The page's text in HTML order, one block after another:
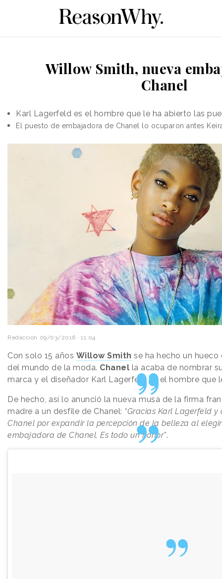
Willow Smith, nueva
Chanel
Karl Lagerfeld es el hombre que le ha abierto las
El puesto de embajadora de Chanel lo ocuparon antes
Redacción 09/03/2016 · 11:04
Con solo 15 años Willow Smith se ha hecho un
del mundo de la moda. Chanel la acaba de nombrar
marca y el diseñador Karl Lagerfeld es el hombre que
De hecho, así lo anunció la nueva musa de la firma
madre a un desfile de Chanel: “Gracias Karl Lagerfeld
Chanel por expandir la percepción de la belleza al
embajadora de Chanel. Es todo un honor”.